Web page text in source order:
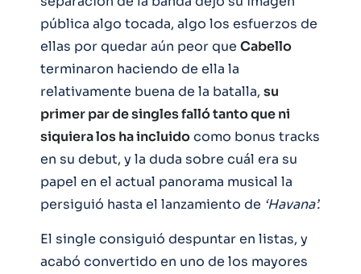
pública algo tocada, algo los esfuerzos de
ellas por quedar aún peor que Cabello
terminaron haciendo de ella la
relativamente buena de la batalla, su
primer par de singles falló tanto que ni
siquiera los ha incluidocomo bonus tracks
en su debut, y la duda sobre cuál era su
papel en el actual panorama musical la
persiguió hasta el lanzamiento de ‘Havana’.
El single consiguió despuntar en listas, y
acabó convertido en uno de los mayores